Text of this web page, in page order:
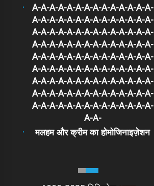
A-A-A-A-A-A-A-A-A-A-A-A-A-A-
A-A-A-A-A-A-A-A-A-A-A-A-A-A-
A-A-A-A-A-A-A-A-A-A-A-A-A-A-
A-A-A-A-A-A-A-A-A-A-A-A-A-A-
A-A-A-A-A-A-A-A-A-A-A-A-A-A-
A-A-A-A-A-A-A-A-A-A-A-A-A-A-
A-A-A-A-A-A-A-A-A-A-A-A-A-A-
A-A-A-A-A-A-A-A-A-A-A-A-A-A-
A-A-A-A-A-A-A-A-A-A-A-A-A-A-
A-A-
मलहम और क्रीम का होमोजिनाइज़ेशन